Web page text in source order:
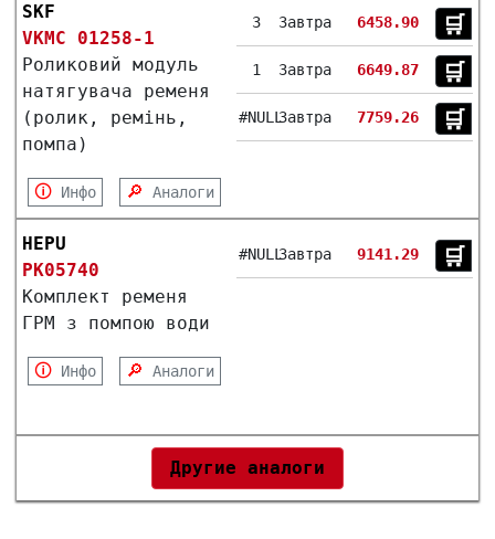
SKF
VKMC 01258-1
Роликовий модуль
натягувача ременя
(ролик, ремінь,
помпа)
🛈Инфо 🔎 Аналоги
3 Завтра 6458.90 🛒︎
1 Завтра 6649.87 🛒︎
#NULLЗавтра 7759.26 🛒︎
HEPU
PK05740
Комплект ременя
ГРМ з помпою води
🛈Инфо 🔎 Аналоги
#NULLЗавтра 9141.29 🛒︎
Другие аналоги